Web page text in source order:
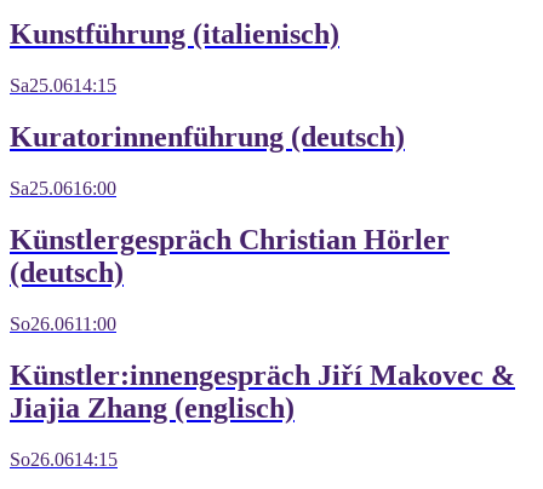
Kunstführung (italienisch)
Sa25.0614:15
Kuratorinnenführung (deutsch)
Sa25.0616:00
Künstlergespräch Christian Hörler
(deutsch)
So26.0611:00
Künstler:innengespräch Jiří Makovec &
Jiajia Zhang (englisch)
So26.0614:15